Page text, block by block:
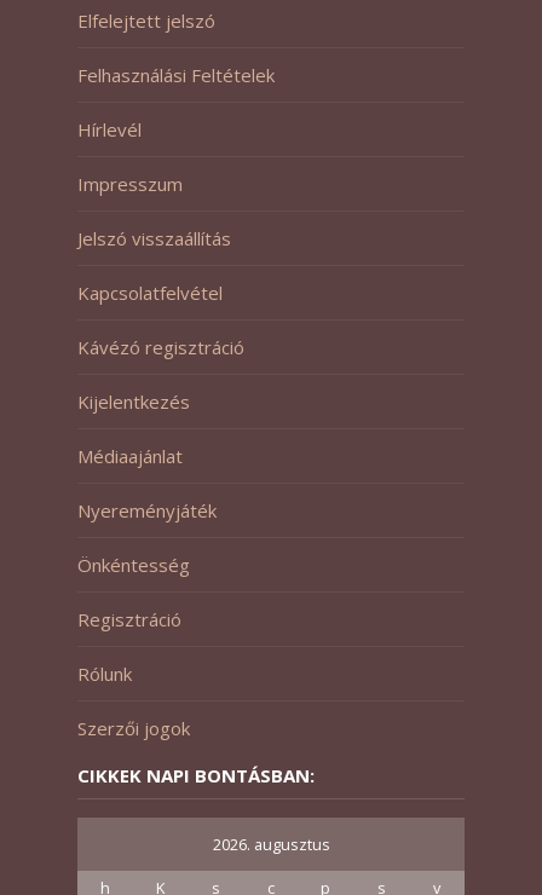
Elfelejtett jelszó
Felhasználási Feltételek
Hírlevél
Impresszum
Jelszó visszaállítás
Kapcsolatfelvétel
Kávézó regisztráció
Kijelentkezés
Médiaajánlat
Nyereményjáték
Önkéntesség
Regisztráció
Rólunk
Szerzői jogok
CIKKEK NAPI BONTÁSBAN:
2026. augusztus
h K s c p s v